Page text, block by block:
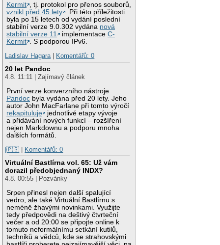
Kermit
, tj. protokol pro přenos souborů,
vznikl před 45 lety
. Při této příležitosti
byla po 15 letech od vydání poslední
stabilní verze 9.0.302 vydána nová
stabilní verze 11
implementaceC-
Kermit
. S podporou IPv6.
Ladislav Hagara| Komentářů: 0
20 let Pandoc
4.8. 11:11 | Zajímavý článek
První verze konverzního nástroje
Pandoc byla vydána před 20 lety. Jeho
autor John MacFarlane při tomto výročí
rekapituluje
jednotlivé etapy vývoje
a přidávání nových funkcí – rozšíření
nejen Markdownu a podporu mnoha
dalších formátů.
|🇵🇸
Komentářů: 0
Virtuální Bastlírna vol. 65: Už vám
dorazil předobjednaný INDX?
4.8. 00:55 | Pozvánky
Srpen přinesl nejen další spalující
vedro, ale také Virtuální Bastlírnu s
neméně žhavými novinkami. Využijte
tedy předpovědi na deštivý čtvrteční
večer a od 20:00 se připojte online k
tomuto neformálnímu setkání kutilů,
techniků a vědců, kde se strahovskými